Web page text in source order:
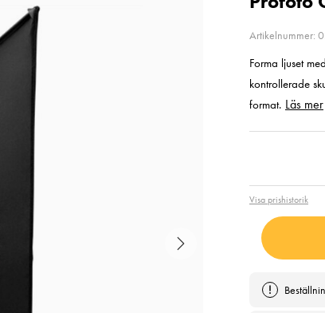
Artikelnummer:
Forma ljuset
kontrollerade
format. Läs mer
Visa prishistorik